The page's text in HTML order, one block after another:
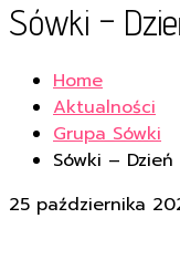
Sówki –
Home
Aktualności
Grupa Sówki
Sówki –
25 października